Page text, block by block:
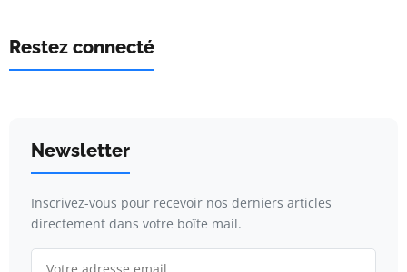
Restez connecté
Newsletter
Inscrivez-vous pour recevoir nos derniers articles
directement dans votre boîte mail.